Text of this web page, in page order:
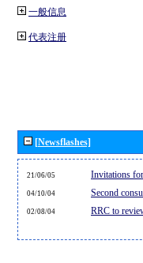
一般信息
代表注册
[Newsflashes]
21/06/05 Invitations for
04/10/04 Second
02/08/04 RRC to